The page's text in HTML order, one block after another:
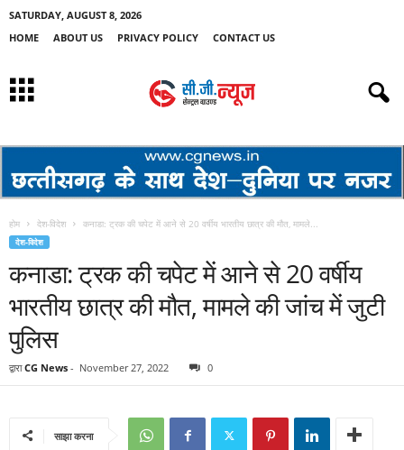
SATURDAY, AUGUST 8, 2026
HOME
ABOUT US PRIVACY POLICY CONTACT US
होम देश-विदेश कनाडा: ट्रक की चपेट में आने से 20 वर्षीय भारतीय छात्र की मौत, मामले...
देश-विदेश
कनाडा: ट्रक की चपेट में आने से 20 वर्षीय
भारतीय छात्र की मौत, मामले की जांच में जुटी
पुलिस
द्वारा CG News - November 27, 2022 0
साझा करना